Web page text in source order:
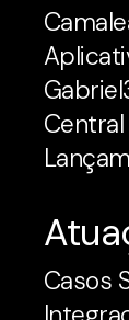
Casos